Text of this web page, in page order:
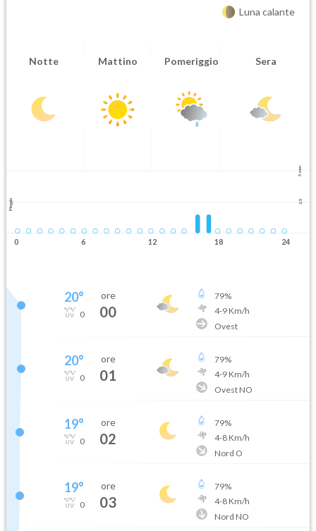
Luna calante
Notte Mattino Pomeriggio Sera
5 mm
2.5
Pioggia
0 6 12 18 24
20°
0
ore
00
79%
4-9Km/h
Ovest
20°
0
ore
01
79%
4-9Km/h
Ovest NO
19°
0
ore
02
79%
4-8Km/h
Nord O
19°
0
ore
03
79%
4-8Km/h
Nord NO